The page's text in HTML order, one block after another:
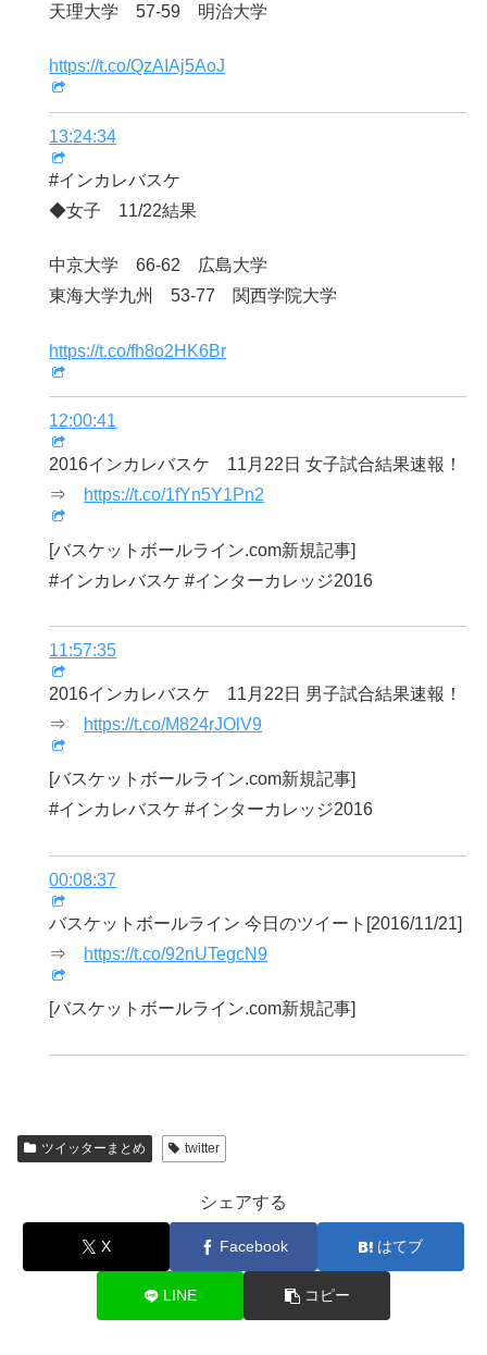
天理大学 57-59 明治大学
https://t.co/QzAIAj5AoJ
13:24:34
#インカレバスケ
◆女子 11/22結果
中京大学 66-62 広島大学
東海大学九州 53-77 関西学院大学
https://t.co/fh8o2HK6Br
12:00:41
2016インカレバスケ 11月22日 女子試合結果速報！
⇒
https://t.co/1fYn5Y1Pn2
[バスケットボールライン.com新規記事]
#インカレバスケ #インターカレッジ2016
11:57:35
2016インカレバスケ 11月22日 男子試合結果速報！
⇒
https://t.co/M824rJOlV9
[バスケットボールライン.com新規記事]
#インカレバスケ #インターカレッジ2016
00:08:37
バスケットボールライン 今日のツイート[2016/11/21]
⇒
https://t.co/92nUTegcN9
[バスケットボールライン.com新規記事]
ツイッターまとめ twitter
シェアする
X Facebook はてブ
LINE コピー